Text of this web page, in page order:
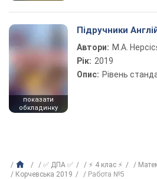
показати
обкладинку
Підручники
Автори: М.А.
Рік: 2019
Опис: Рівень
✅ ДПА ✅ ⚡ 4 клас ⚡
Корчевська 2019
Работа №5